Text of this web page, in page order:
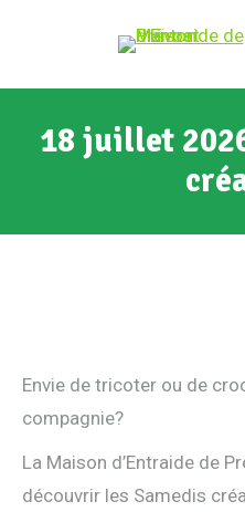
18 juillet
Envie de tricoter ou de
compagnie?
La Maison d’Entraide de
découvrir les Samedis